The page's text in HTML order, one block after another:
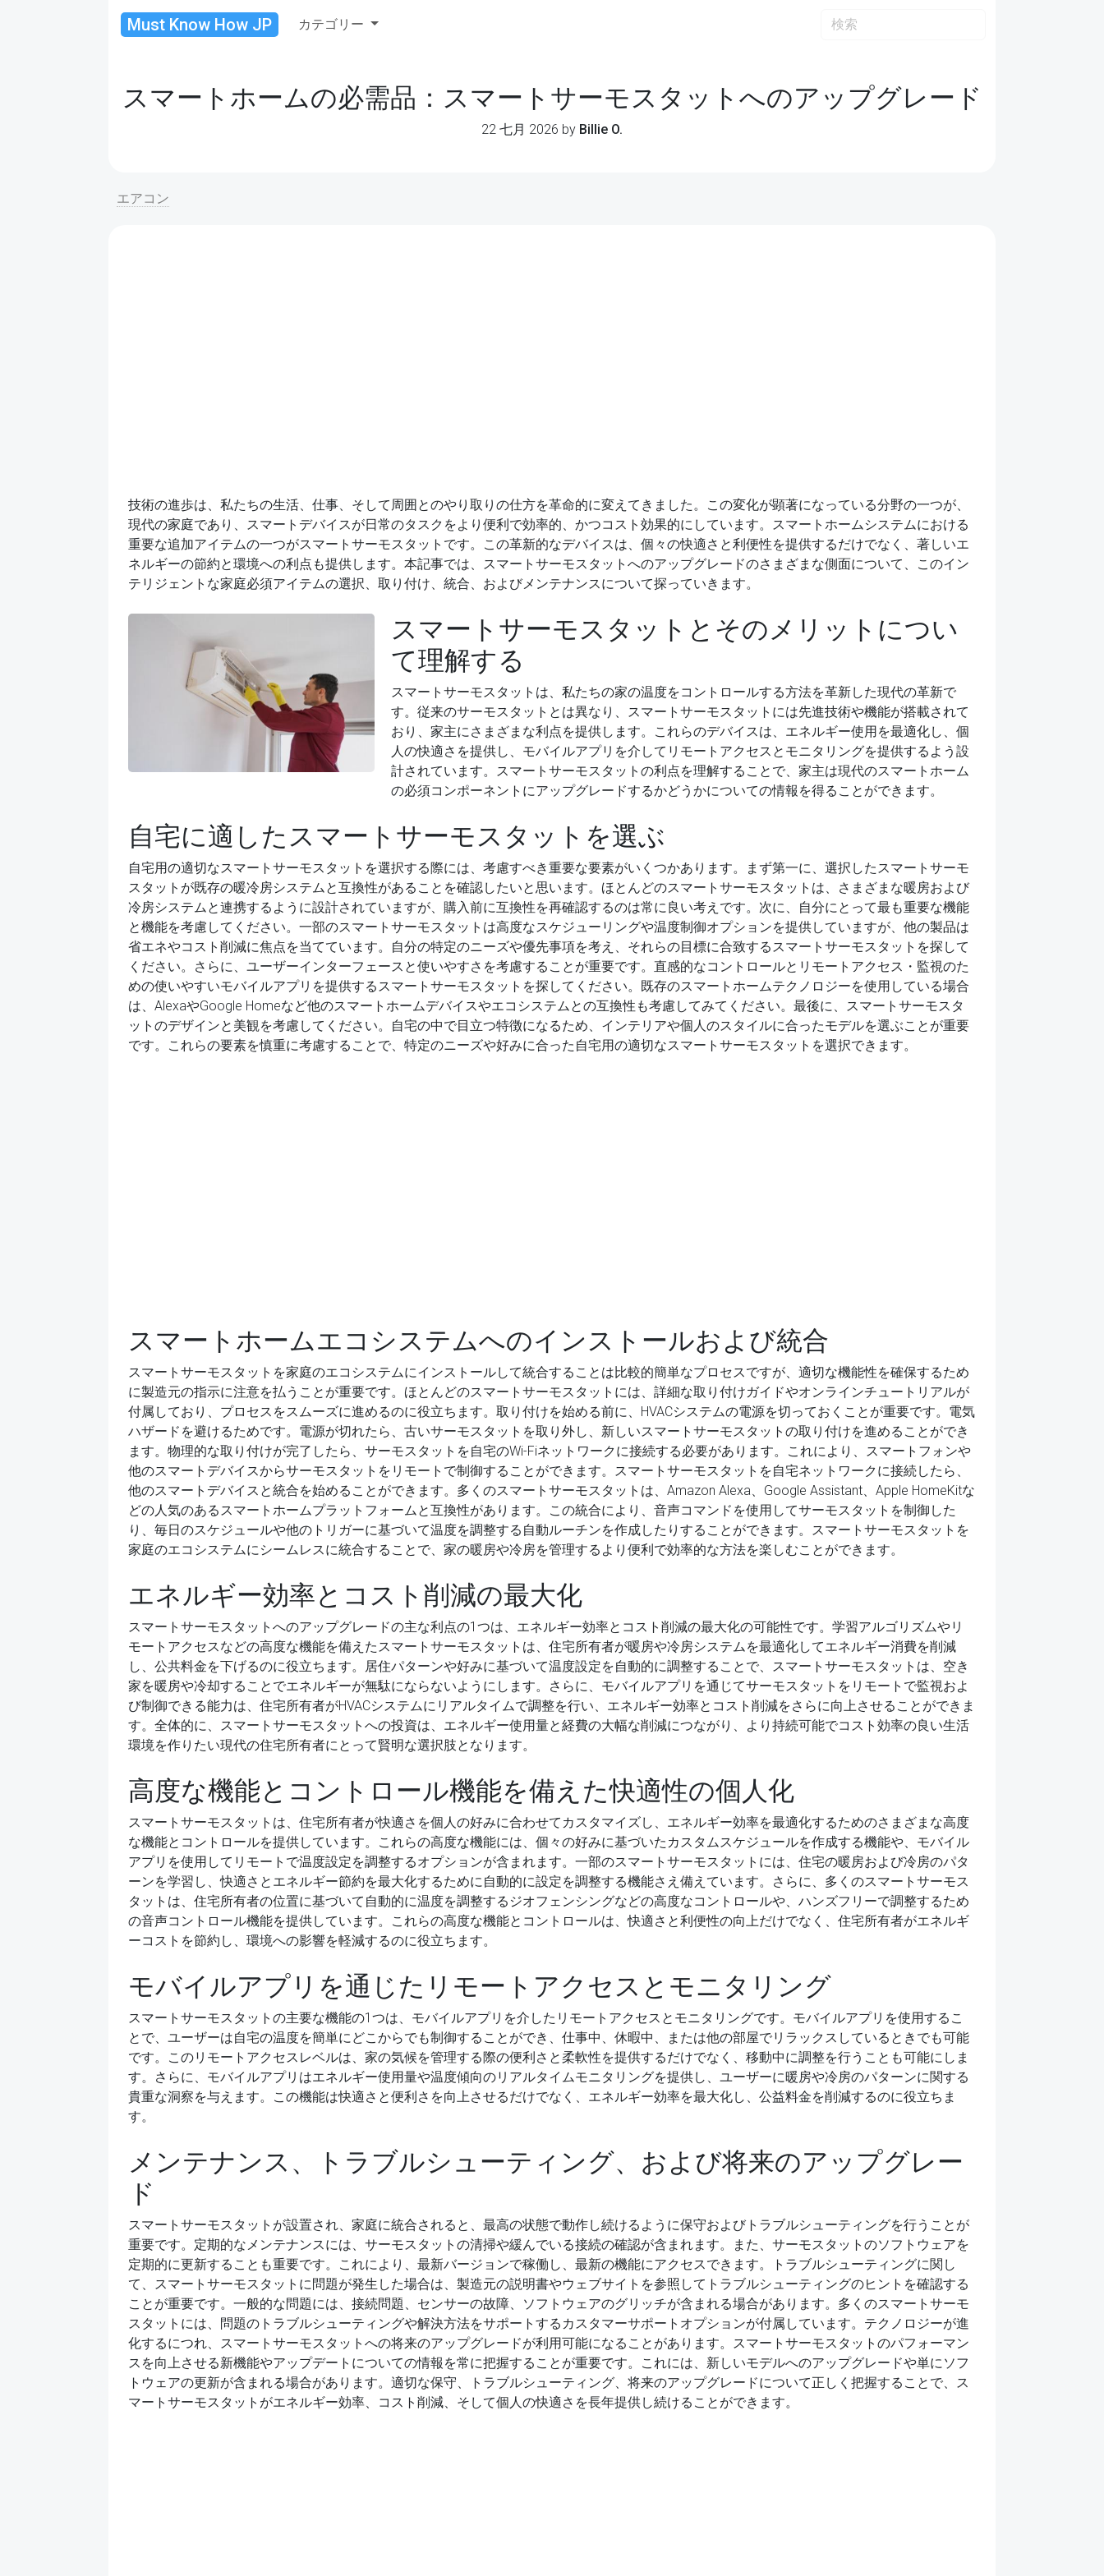
Must Know How JP カテゴリー
スマートホームの必需品：スマートサーモスタットへのアップグレード
22 七月 2026 by Billie O.
エアコン
技術の進歩は、私たちの生活、仕事、そして周囲とのやり取りの仕方を革命的に変えてきました。この変化が顕著になっている分野の一つが、
現代の家庭であり、スマートデバイスが日常のタスクをより便利で効率的、かつコスト効果的にしています。スマートホームシステムにおける
重要な追加アイテムの一つがスマートサーモスタットです。この革新的なデバイスは、個々の快適さと利便性を提供するだけでなく、著しいエ
ネルギーの節約と環境への利点も提供します。本記事では、スマートサーモスタットへのアップグレードのさまざまな側面について、このイン
テリジェントな家庭必須アイテムの選択、取り付け、統合、およびメンテナンスについて探っていきます。
スマートサーモスタットとそのメリットについ
て理解する
スマートサーモスタットは、私たちの家の温度をコントロールする方法を革新した現代の革新で
す。従来のサーモスタットとは異なり、スマートサーモスタットには先進技術や機能が搭載されて
おり、家主にさまざまな利点を提供します。これらのデバイスは、エネルギー使用を最適化し、個
人の快適さを提供し、モバイルアプリを介してリモートアクセスとモニタリングを提供するよう設
計されています。スマートサーモスタットの利点を理解することで、家主は現代のスマートホーム
の必須コンポーネントにアップグレードするかどうかについての情報を得ることができます。
自宅に適したスマートサーモスタットを選ぶ
自宅用の適切なスマートサーモスタットを選択する際には、考慮すべき重要な要素がいくつかあります。まず第一に、選択したスマートサーモ
スタットが既存の暖冷房システムと互換性があることを確認したいと思います。ほとんどのスマートサーモスタットは、さまざまな暖房および
冷房システムと連携するように設計されていますが、購入前に互換性を再確認するのは常に良い考えです。次に、自分にとって最も重要な機能
と機能を考慮してください。一部のスマートサーモスタットは高度なスケジューリングや温度制御オプションを提供していますが、他の製品は
省エネやコスト削減に焦点を当てています。自分の特定のニーズや優先事項を考え、それらの目標に合致するスマートサーモスタットを探して
ください。さらに、ユーザーインターフェースと使いやすさを考慮することが重要です。直感的なコントロールとリモートアクセス・監視のた
めの使いやすいモバイルアプリを提供するスマートサーモスタットを探してください。既存のスマートホームテクノロジーを使用している場合
は、AlexaやGoogle Homeなど他のスマートホームデバイスやエコシステムとの互換性も考慮してみてください。最後に、スマートサーモスタ
ットのデザインと美観を考慮してください。自宅の中で目立つ特徴になるため、インテリアや個人のスタイルに合ったモデルを選ぶことが重要
です。これらの要素を慎重に考慮することで、特定のニーズや好みに合った自宅用の適切なスマートサーモスタットを選択できます。
スマートホームエコシステムへのインストールおよび統合
スマートサーモスタットを家庭のエコシステムにインストールして統合することは比較的簡単なプロセスですが、適切な機能性を確保するため
に製造元の指示に注意を払うことが重要です。ほとんどのスマートサーモスタットには、詳細な取り付けガイドやオンラインチュートリアルが
付属しており、プロセスをスムーズに進めるのに役立ちます。取り付けを始める前に、HVACシステムの電源を切っておくことが重要です。電気
ハザードを避けるためです。電源が切れたら、古いサーモスタットを取り外し、新しいスマートサーモスタットの取り付けを進めることができ
ます。物理的な取り付けが完了したら、サーモスタットを自宅のWi-Fiネットワークに接続する必要があります。これにより、スマートフォンや
他のスマートデバイスからサーモスタットをリモートで制御することができます。スマートサーモスタットを自宅ネットワークに接続したら、
他のスマートデバイスと統合を始めることができます。多くのスマートサーモスタットは、Amazon Alexa、Google Assistant、Apple HomeKitな
どの人気のあるスマートホームプラットフォームと互換性があります。この統合により、音声コマンドを使用してサーモスタットを制御した
り、毎日のスケジュールや他のトリガーに基づいて温度を調整する自動ルーチンを作成したりすることができます。スマートサーモスタットを
家庭のエコシステムにシームレスに統合することで、家の暖房や冷房を管理するより便利で効率的な方法を楽しむことができます。
エネルギー効率とコスト削減の最大化
スマートサーモスタットへのアップグレードの主な利点の1つは、エネルギー効率とコスト削減の最大化の可能性です。学習アルゴリズムやリ
モートアクセスなどの高度な機能を備えたスマートサーモスタットは、住宅所有者が暖房や冷房システムを最適化してエネルギー消費を削減
し、公共料金を下げるのに役立ちます。居住パターンや好みに基づいて温度設定を自動的に調整することで、スマートサーモスタットは、空き
家を暖房や冷却することでエネルギーが無駄にならないようにします。さらに、モバイルアプリを通じてサーモスタットをリモートで監視およ
び制御できる能力は、住宅所有者がHVACシステムにリアルタイムで調整を行い、エネルギー効率とコスト削減をさらに向上させることができま
す。全体的に、スマートサーモスタットへの投資は、エネルギー使用量と経費の大幅な削減につながり、より持続可能でコスト効率の良い生活
環境を作りたい現代の住宅所有者にとって賢明な選択肢となります。
高度な機能とコントロール機能を備えた快適性の個人化
スマートサーモスタットは、住宅所有者が快適さを個人の好みに合わせてカスタマイズし、エネルギー効率を最適化するためのさまざまな高度
な機能とコントロールを提供しています。これらの高度な機能には、個々の好みに基づいたカスタムスケジュールを作成する機能や、モバイル
アプリを使用してリモートで温度設定を調整するオプションが含まれます。一部のスマートサーモスタットには、住宅の暖房および冷房のパタ
ーンを学習し、快適さとエネルギー節約を最大化するために自動的に設定を調整する機能さえ備えています。さらに、多くのスマートサーモス
タットは、住宅所有者の位置に基づいて自動的に温度を調整するジオフェンシングなどの高度なコントロールや、ハンズフリーで調整するため
の音声コントロール機能を提供しています。これらの高度な機能とコントロールは、快適さと利便性の向上だけでなく、住宅所有者がエネルギ
ーコストを節約し、環境への影響を軽減するのに役立ちます。
モバイルアプリを通じたリモートアクセスとモニタリング
スマートサーモスタットの主要な機能の1つは、モバイルアプリを介したリモートアクセスとモニタリングです。モバイルアプリを使用するこ
とで、ユーザーは自宅の温度を簡単にどこからでも制御することができ、仕事中、休暇中、または他の部屋でリラックスしているときでも可能
です。このリモートアクセスレベルは、家の気候を管理する際の便利さと柔軟性を提供するだけでなく、移動中に調整を行うことも可能にしま
す。さらに、モバイルアプリはエネルギー使用量や温度傾向のリアルタイムモニタリングを提供し、ユーザーに暖房や冷房のパターンに関する
貴重な洞察を与えます。この機能は快適さと便利さを向上させるだけでなく、エネルギー効率を最大化し、公益料金を削減するのに役立ちま
す。
メンテナンス、トラブルシューティング、および将来のアップグレー
ド
スマートサーモスタットが設置され、家庭に統合されると、最高の状態で動作し続けるように保守およびトラブルシューティングを行うことが
重要です。定期的なメンテナンスには、サーモスタットの清掃や緩んでいる接続の確認が含まれます。また、サーモスタットのソフトウェアを
定期的に更新することも重要です。これにより、最新バージョンで稼働し、最新の機能にアクセスできます。トラブルシューティングに関し
て、スマートサーモスタットに問題が発生した場合は、製造元の説明書やウェブサイトを参照してトラブルシューティングのヒントを確認する
ことが重要です。一般的な問題には、接続問題、センサーの故障、ソフトウェアのグリッチが含まれる場合があります。多くのスマートサーモ
スタットには、問題のトラブルシューティングや解決方法をサポートするカスタマーサポートオプションが付属しています。テクノロジーが進
化するにつれ、スマートサーモスタットへの将来のアップグレードが利用可能になることがあります。スマートサーモスタットのパフォーマン
スを向上させる新機能やアップデートについての情報を常に把握することが重要です。これには、新しいモデルへのアップグレードや単にソフ
トウェアの更新が含まれる場合があります。適切な保守、トラブルシューティング、将来のアップグレードについて正しく把握することで、ス
マートサーモスタットがエネルギー効率、コスト削減、そして個人の快適さを長年提供し続けることができます。